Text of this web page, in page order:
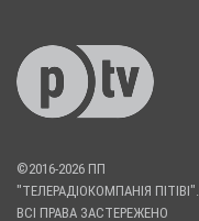
©2016-2026 ПП
"ТЕЛЕРАДІОКОМПАНІЯ ПІТІВІ".
ВСІ ПРАВА ЗАСТЕРЕЖЕНО